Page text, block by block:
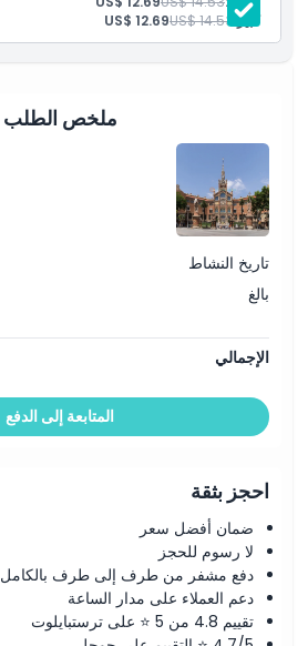
كبير: US$ 14.53
US$ 12.69
ملخص الطلب
تاريخ النشاط
بالغ
الإجمالي
المتابعة إلى الدفع
احجز بثقة
ضمان أفضل سعر
لا رسوم للحجز
دفع مشفر من طرف إلى طرف بالكامل
دعم العملاء على مدار الساعة
تقييم 4.8 من 5 ⭐ على ترستبايلوت